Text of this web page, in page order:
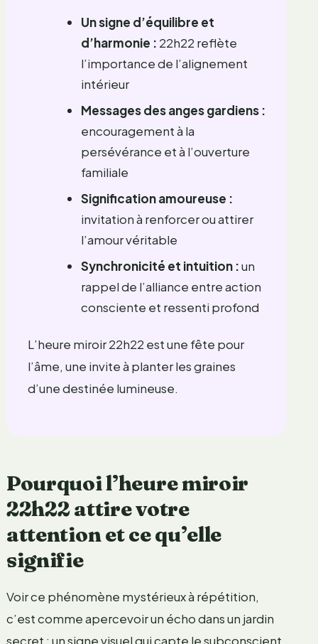
Un signe d’équilibre et
d’harmonie : 22h22 reflète
l’importance de l’alignement
intérieur
Messages des anges gardiens :
encouragement à la
persévérance et à l’ouverture
familiale
Signification amoureuse :
invitation à renforcer ou attirer
l’amour véritable
Synchronicité et intuition :un
rappel de l’alliance entre action
consciente et ressenti profond
L’heure miroir 22h22 est une fête pour
l’âme, une invite à planter les graines
d’une destinée lumineuse.
Pourquoi l’heure miroir
22h22 attire votre
attention et ce qu’elle
signifie
Voir ce phénomène mystérieux à répétition,
c’est comme apercevoir un écho dans un jardin
secret : un signe visuel qui capte le subconscient.